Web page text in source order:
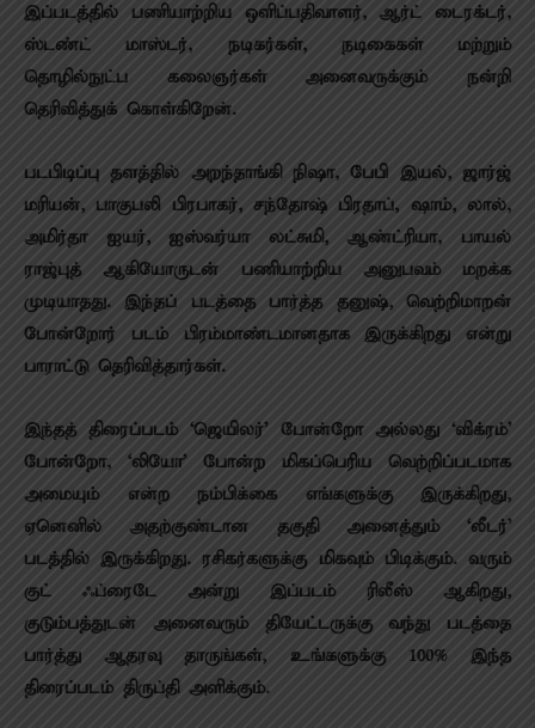
இப்படத்தில் பணியாற்றிய ஒளிப்பதிவாளர், ஆர்ட் டைரக்டர்,
ஸ்டண்ட் மாஸ்டர், நடிகர்கள், நடிகைகள் மற்றும்
தொழில்நுட்ப கலைஞர்கள் அனைவருக்கும் நன்றி
தெரிவித்துக் கொள்கிறேன்.
படபிடிப்பு தளத்தில் அறந்தாங்கி நிஷா, பேபி இயல், ஜார்ஜ்
மரியன், பாகுபலி பிரபாகர், சந்தோஷ் பிரதாப், ஷாம், லால்,
அமிர்தா ஐயர், ஐஸ்வர்யா லட்சுமி, ஆண்ட்ரியா, பாயல்
ராஜ்புத் ஆகியோருடன் பணியாற்றிய அனுபவம் மறக்க
முடியாதது. இந்தப் படத்தை பார்த்த தனுஷ், வெற்றிமாறன்
போன்றோர் படம் பிரம்மாண்டமானதாக இருக்கிறது என்று
பாராட்டு தெரிவித்தார்கள்.
இந்தத் திரைப்படம் ‘ஜெயிலர்’ போன்றோ அல்லது ‘விக்ரம்’
போன்றோ, ‘லியோ’ போன்ற மிகப்பெரிய வெற்றிப்படமாக
அமையும் என்ற நம்பிக்கை எங்களுக்கு இருக்கிறது,
ஏனெனில் அதற்குண்டான தகுதி அனைத்தும் ‘லீடர்’
படத்தில் இருக்கிறது. ரசிகர்களுக்கு மிகவும் பிடிக்கும். வரும்
குட் ஃப்ரைடே அன்று இப்படம் ரிலீஸ் ஆகிறது,
குடும்பத்துடன் அனைவரும் தியேட்டருக்கு வந்து படத்தை
பார்த்து ஆதரவு தாருங்கள், உங்களுக்கு 100% இந்த
திரைப்படம் திருப்தி அளிக்கும்.‌